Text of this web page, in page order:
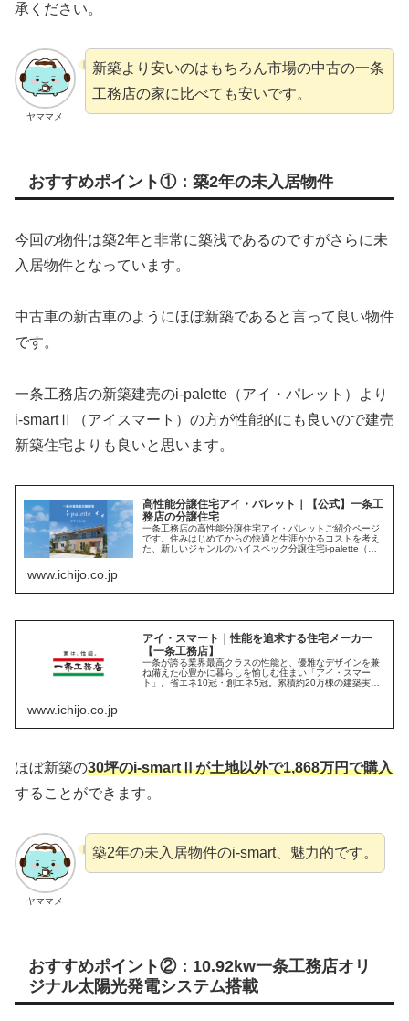
承ください。
ヤママメ
新築より安いのはもちろん市場の中古の一条
工務店の家に比べても安いです。
おすすめポイント①：築2年の未入居物件
今回の物件は築2年と非常に築浅であるのですがさらに未
入居物件となっています。
中古車の新古車のようにほぼ新築であると言って良い物件
です。
一条工務店の新築建売のi-palette（アイ・パレット）より
i-smartⅡ（アイスマート）の方が性能的にも良いので建売
新築住宅よりも良いと思います。
高性能分譲住宅アイ・パレット｜【公式】一条工
務店の分譲住宅
一条工務店の高性能分譲住宅アイ・パレットご紹介ページ
です。住みはじめてからの快適と生涯かかるコストを考え
た、新しいジャンルのハイスペック分譲住宅i-palette（ア
www.ichijo.co.jp
アイ・スマート｜性能を追求する住宅メーカー
【一条工務店】
一条が誇る業界最高クラスの性能と、優雅なデザインを兼
ね備えた心豊かに暮らしを愉しむ住まい「アイ・スマー
ト」。省エネ10冠・創エネ5冠。累積約20万棟の建築実
www.ichijo.co.jp
ほぼ新築の30坪のi-smartⅡが土地以外で1,868万円で購入
することができます。
ヤママメ
築2年の未入居物件のi-smart、魅力的です。
おすすめポイント②：10.92kw一条工務店オリ
ジナル太陽光発電システム搭載